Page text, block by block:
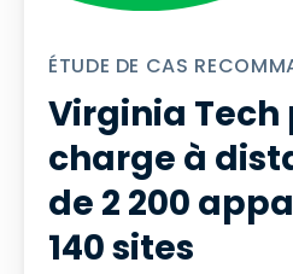
ÉTUDE DE CAS
Virginia Tech
charge à
de 2 200
140 sites